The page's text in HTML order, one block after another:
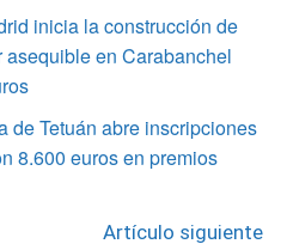
inicia la construcción de
en Carabanchel
de Tetuán abre inscripciones
8.600 euros en premios
Artículo siguiente